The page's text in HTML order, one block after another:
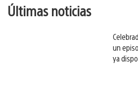
Últimas noticias
un
ya